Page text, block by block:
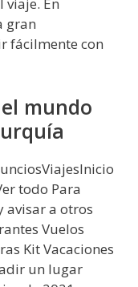
viaje. En
gran
fácilmente con
mundo
todo Para
avisar a otros
Vuelos
Kit Vacaciones
un lugar